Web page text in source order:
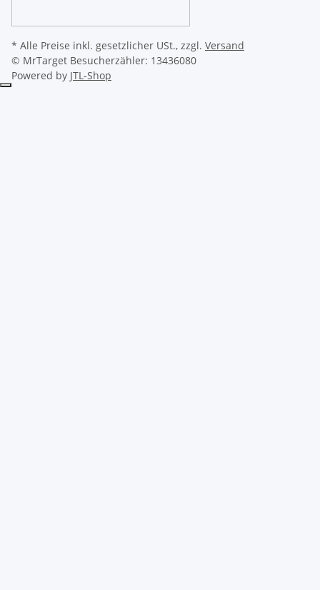
* Alle Preise inkl. gesetzlicher USt., zzgl. Versand
© MrTarget Besucherzähler: 13436080
Powered by JTL-Shop